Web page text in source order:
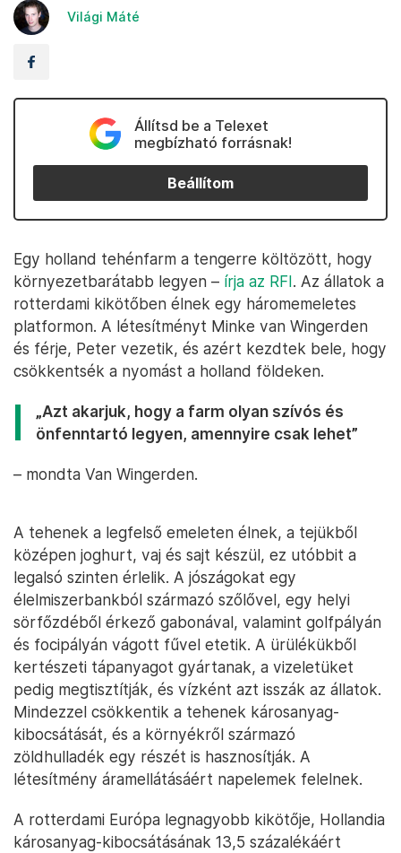
Világi Máté
Állítsd be a Telexet
megbízható forrásnak!
Beállítom
Egy holland tehénfarm a tengerre költözött, hogy
környezetbarátabb legyen – írja az RFI. Az állatok a
rotterdami kikötőben élnek egy háromemeletes
platformon. A létesítményt Minke van Wingerden
és férje, Peter vezetik, és azért kezdtek bele, hogy
csökkentsék a nyomást a holland földeken.
„Azt akarjuk, hogy a farm olyan szívós és
önfenntartó legyen, amennyire csak lehet”
– mondta Van Wingerden.
A tehenek a legfelső emeleten élnek, a tejükből
középen joghurt, vaj és sajt készül, ez utóbbit a
legalsó szinten érlelik. A jószágokat egy
élelmiszerbankból származó szőlővel, egy helyi
sörfőzdéből érkező gabonával, valamint golfpályán
és focipályán vágott fűvel etetik. A ürülékükből
kertészeti tápanyagot gyártanak, a vizeletüket
pedig megtisztítják, és vízként azt isszák az állatok.
Mindezzel csökkentik a tehenek károsanyag-
kibocsátását, és a környékről származó
zöldhulladék egy részét is hasznosítják. A
létesítmény áramellátásáért napelemek felelnek.
A rotterdami Európa legnagyobb kikötője, Hollandia
károsanyag-kibocsátásának 13,5 százalékáért